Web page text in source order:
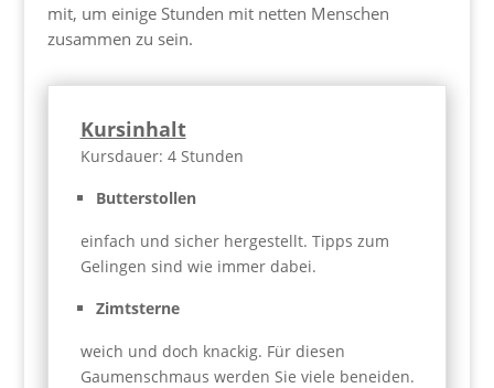
mit, um einige Stunden mit netten Menschen
zusammen zu sein.
Kursinhalt
Kursdauer: 4 Stunden
Butterstollen
einfach und sicher hergestellt. Tipps zum
Gelingen sind wie immer dabei.
Zimtsterne
weich und doch knackig. Für diesen
Gaumenschmaus werden Sie viele beneiden.